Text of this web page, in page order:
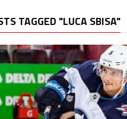
TAGGED "LUCA SBISA"